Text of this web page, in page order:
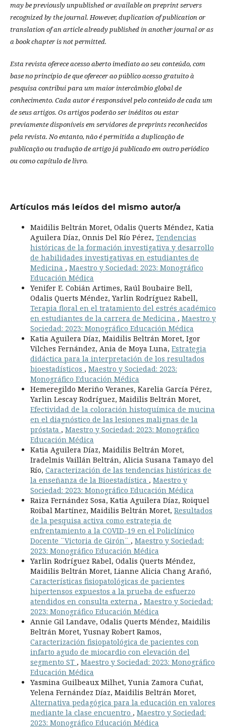
may be previously unpublished or available on preprint servers
recognized by the journal. However, duplication of publication or
translation of an article already published in another journal or as
a book chapter is not permitted.
Esta revista oferece acesso aberto imediato ao seu conteúdo, com
base no princípio de que oferecer ao público acesso gratuito à
pesquisa contribui para um maior intercâmbio global de
conhecimento. Cada autor é responsável pelo conteúdo de cada um
de seus artigos. Os artigos poderão ser inéditos ou estar
previamente disponíveis em servidores de preprints reconhecidos
pela revista. No entanto, não é permitida a duplicação de
publicação ou tradução de artigo já publicado em outro periódico
ou como capítulo de livro.
Artículos más leídos del mismo autor/a
Maidilis Beltrán Moret, Odalis Querts Méndez, Katia
Aguilera Díaz, Onnis Del Río Pérez, Tendencias
históricas de la formación investigativa y desarrollo
de habilidades investigativas en estudiantes de
Medicina , Maestro y Sociedad: 2023: Monográfico
Educación Médica
Yenifer E. Cobián Artimes, Raúl Boubaire Bell,
Odalis Querts Méndez, Yarlin Rodríguez Rabell,
Terapia floral en el tratamiento del estrés académico
en estudiantes de la carrera de Medicina , Maestro y
Sociedad: 2023: Monográfico Educación Médica
Katia Aguilera Díaz, Maidilis Beltrán Moret, Igor
Vilches Fernández, Ania de Moya Luna, Estrategia
didáctica para la interpretación de los resultados
bioestadísticos , Maestro y Sociedad: 2023:
Monográfico Educación Médica
Hemeregildo Meriño Veranes, Karelia García Pérez,
Yarlin Lescay Rodríguez, Maidilis Beltrán Moret,
Efectividad de la coloración histoquímica de mucina
en el diagnóstico de las lesiones malignas de la
próstata , Maestro y Sociedad: 2023: Monográfico
Educación Médica
Katia Aguilera Díaz, Maidilis Beltrán Moret,
Iradelmis Vaillán Beltrán, Alicia Susana Tamayo del
Río, Caracterización de las tendencias históricas de
la enseñanza de la Bioestadística , Maestro y
Sociedad: 2023: Monográfico Educación Médica
Raiza Fernández Sosa, Katia Aguilera Díaz, Roiquel
Roibal Martínez, Maidilis Beltrán Moret, Resultados
de la pesquisa activa como estrategia de
enfrentamiento a la COVID-19 en el Policlínico
Docente ¨Victoria de Girón¨ , Maestro y Sociedad:
2023: Monográfico Educación Médica
Yarlin Rodríguez Rabel, Odalis Querts Méndez,
Maidilis Beltrán Moret, Lianne Alicia Chang Arañó,
Características fisiopatológicas de pacientes
hipertensos expuestos a la prueba de esfuerzo
atendidos en consulta externa , Maestro y Sociedad:
2023: Monográfico Educación Médica
Annie Gil Landave, Odalis Querts Méndez, Maidilis
Beltrán Moret, Yusnay Robert Ramos,
Caracterización fisiopatológica de pacientes con
infarto agudo de miocardio con elevación del
segmento ST , Maestro y Sociedad: 2023: Monográfico
Educación Médica
Yasmina Guilbeaux Milhet, Yunia Zamora Cuñat,
Yelena Fernández Díaz, Maidilis Beltrán Moret,
Alternativa pedagógica para la educación en valores
mediante la clase encuentro , Maestro y Sociedad:
2023: Monográfico Educación Médica